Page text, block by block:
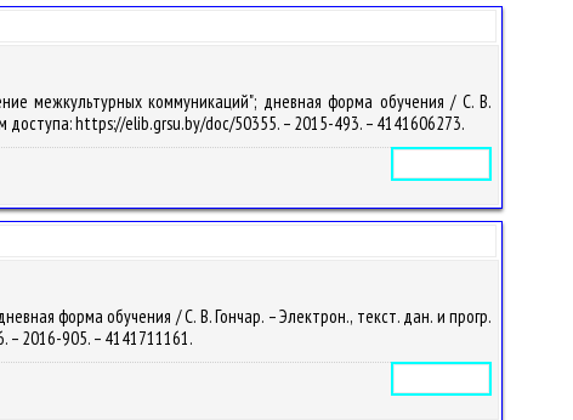
межкультурных коммуникаций"; дневная форма обучения / С. В.
доступа: https://elib.grsu.by/doc/50355. – 2015-493. – 4141606273.
форма обучения / С. В. Гончар. – Электрон., текст. дан. и прогр.
– 2016-905. – 4141711161.